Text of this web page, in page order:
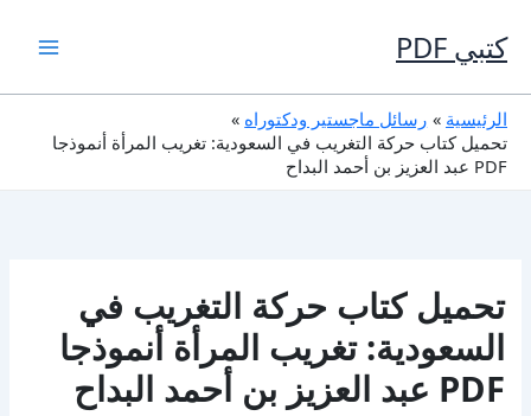
إلى
المحتوى
كتبي PDF
الرئيسية
رسائل ماجستير ودكتوراه
تحميل كتاب حركة التغريب في السعودية: تغريب المرأة أنموذجا
PDF عبد العزيز بن أحمد البداح
تحميل كتاب حركة التغريب في
السعودية: تغريب المرأة أنموذجا
PDF عبد العزيز بن أحمد البداح